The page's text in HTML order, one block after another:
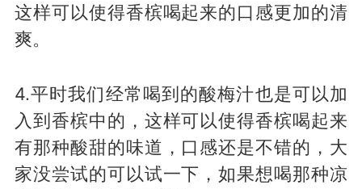
这样可以使得香槟喝起来的口感更加的清
爽。
4.平时我们经常喝到的酸梅汁也是可以加
入到香槟中的，这样可以使得香槟喝起来
有那种酸甜的味道，口感还是不错的，大
家没尝试的可以试一下，如果想喝那种凉